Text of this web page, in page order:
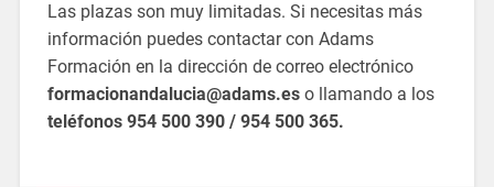
Las plazas son muy limitadas. Si necesitas más
información puedes contactar con Adams
Formación en la dirección de correo electrónico
formacionandalucia@adams.eso llamando a los
teléfonos 954 500 390 / 954 500 365.